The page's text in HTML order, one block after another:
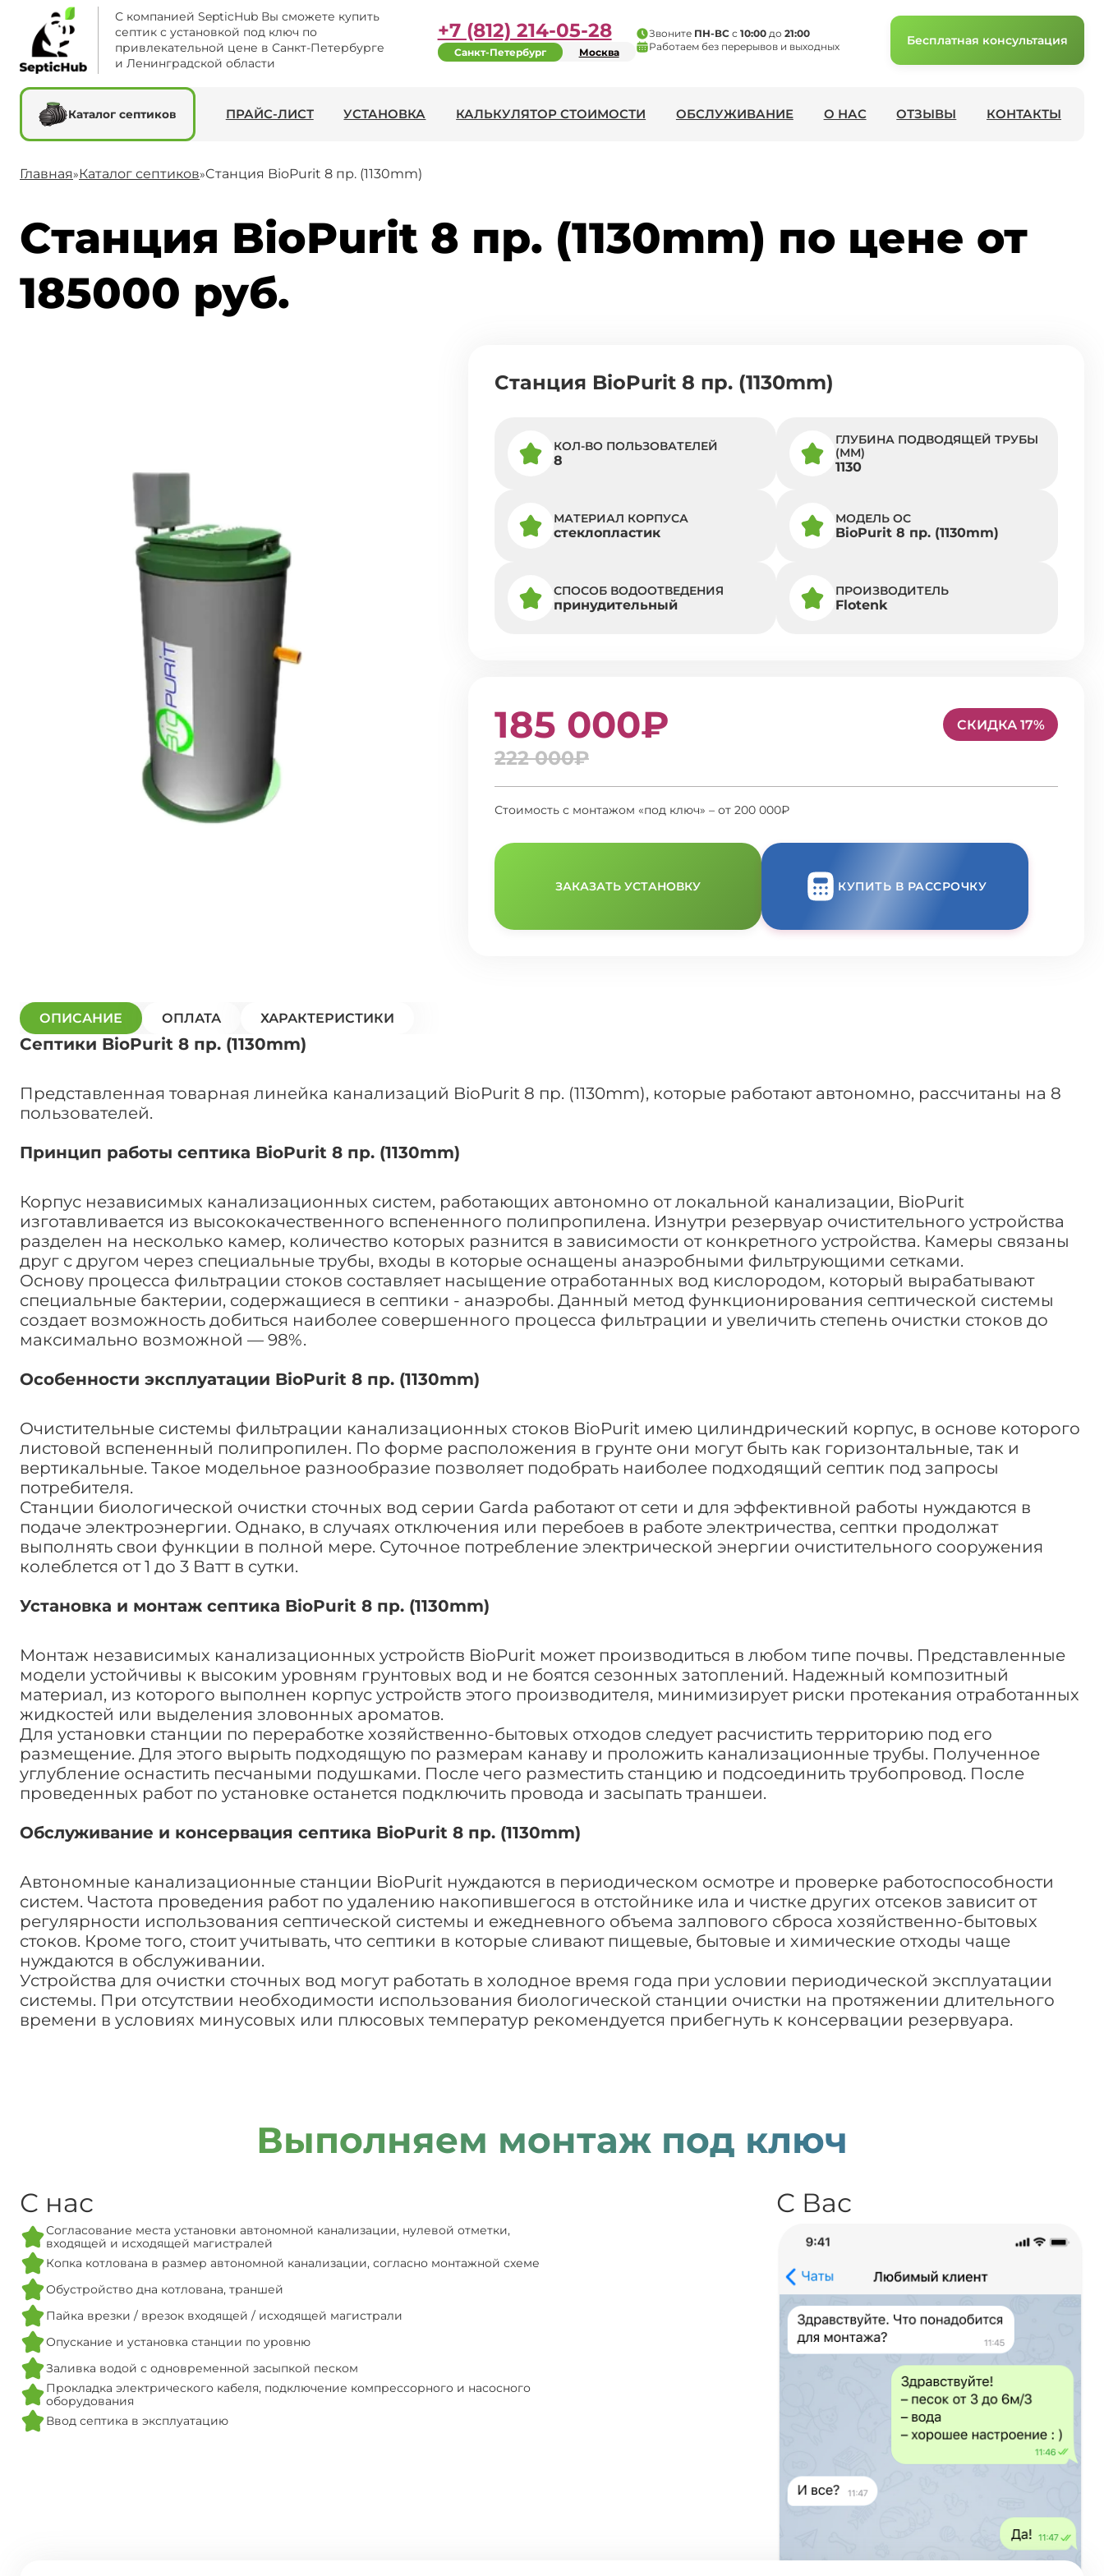
С компанией SepticHub Вы сможете купить
септик с установкой под ключ по
привлекательной цене в Санкт-Петербурге
и Ленинградской области
+7 (812) 214-05-28
Санкт-Петербург Москва
Звоните ПН-ВСс 10:00до 21:00
Работаем без перерывов и выходных
Бесплатная консультация
Каталог септиков ПРАЙС-ЛИСТ УСТАНОВКА КАЛЬКУЛЯТОР СТОИМОСТИ ОБСЛУЖИВАНИЕ О НАС ОТЗЫВЫ КОНТАКТЫ
Главная»Каталог септиков»Cтанция BioPurit 8 пр. (1130mm)
Cтанция BioPurit 8 пр. (1130mm) по цене от
185000 руб.
Cтанция BioPurit 8 пр. (1130mm)
КОЛ-ВО ПОЛЬЗОВАТЕЛЕЙ
8
ГЛУБИНА ПОДВОДЯЩЕЙ ТРУБЫ
(ММ)
1130
МАТЕРИАЛ КОРПУСА
стеклопластик
МОДЕЛЬ ОС
BioPurit 8 пр. (1130mm)
СПОСОБ ВОДООТВЕДЕНИЯ
принудительный
ПРОИЗВОДИТЕЛЬ
Flotenk
185 000₽
222 000₽
СКИДКА 17%
Стоимость с монтажом «под ключ» – от 200 000₽
ЗАКАЗАТЬ УСТАНОВКУ КУПИТЬ В РАССРОЧКУ
ОПИСАНИЕ ОПЛАТА ХАРАКТЕРИСТИКИ
Септики BioPurit 8 пр. (1130mm)
Представленная товарная линейка канализаций BioPurit 8 пр. (1130mm), которые работают автономно, рассчитаны на 8
пользователей.
Принцип работы септика BioPurit 8 пр. (1130mm)
Корпус независимых канализационных систем, работающих автономно от локальной канализации, BioPurit
изготавливается из высококачественного вспененного полипропилена. Изнутри резервуар очистительного устройства
разделен на несколько камер, количество которых разнится в зависимости от конкретного устройства. Камеры связаны
друг с другом через специальные трубы, входы в которые оснащены анаэробными фильтрующими сетками.
Основу процесса фильтрации стоков составляет насыщение отработанных вод кислородом, который вырабатывают
специальные бактерии, содержащиеся в септики - анаэробы. Данный метод функционирования септической системы
создает возможность добиться наиболее совершенного процесса фильтрации и увеличить степень очистки стоков до
максимально возможной — 98%.
Особенности эксплуатации BioPurit 8 пр. (1130mm)
Очистительные системы фильтрации канализационных стоков BioPurit имею цилиндрический корпус, в основе которого
листовой вспененный полипропилен. По форме расположения в грунте они могут быть как горизонтальные, так и
вертикальные. Такое модельное разнообразие позволяет подобрать наиболее подходящий септик под запросы
потребителя.
Станции биологической очистки сточных вод серии Garda работают от сети и для эффективной работы нуждаются в
подаче электроэнергии. Однако, в случаях отключения или перебоев в работе электричества, септки продолжат
выполнять свои функции в полной мере. Суточное потребление электрической энергии очистительного сооружения
колеблется от 1 до 3 Ватт в сутки.
Установка и монтаж септика BioPurit 8 пр. (1130mm)
Монтаж независимых канализационных устройств BioPurit может производиться в любом типе почвы. Представленные
модели устойчивы к высоким уровням грунтовых вод и не боятся сезонных затоплений. Надежный композитный
материал, из которого выполнен корпус устройств этого производителя, минимизирует риски протекания отработанных
жидкостей или выделения зловонных ароматов.
Для установки станции по переработке хозяйственно-бытовых отходов следует расчистить территорию под его
размещение. Для этого вырыть подходящую по размерам канаву и проложить канализационные трубы. Полученное
углубление оснастить песчаными подушками. После чего разместить станцию и подсоединить трубопровод. После
проведенных работ по установке останется подключить провода и засыпать траншеи.
Обслуживание и консервация септика BioPurit 8 пр. (1130mm)
Автономные канализационные станции BioPurit нуждаются в периодическом осмотре и проверке работоспособности
систем. Частота проведения работ по удалению накопившегося в отстойнике ила и чистке других отсеков зависит от
регулярности использования септической системы и ежедневного объема залпового сброса хозяйственно-бытовых
стоков. Кроме того, стоит учитывать, что септики в которые сливают пищевые, бытовые и химические отходы чаще
нуждаются в обслуживании.
Устройства для очистки сточных вод могут работать в холодное время года при условии периодической эксплуатации
системы. При отсутствии необходимости использования биологической станции очистки на протяжении длительного
времени в условиях минусовых или плюсовых температур рекомендуется прибегнуть к консервации резервуара.
Выполняем монтаж под ключ
С нас
Согласование места установки автономной канализации, нулевой отметки,
входящей и исходящей магистралей
Копка котлована в размер автономной канализации, согласно монтажной схеме
Обустройство дна котлована, траншей
Пайка врезки / врезок входящей / исходящей магистрали
Опускание и установка станции по уровню
Заливка водой с одновременной засыпкой песком
Прокладка электрического кабеля, подключение компрессорного и насосного
оборудования
Ввод септика в эксплуатацию
С Вас